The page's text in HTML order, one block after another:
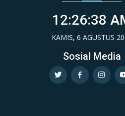
12:26:39
KAMIS, 6 AGUSTUS
Sosial Media